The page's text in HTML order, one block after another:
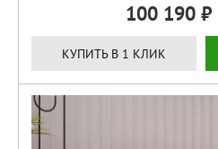
100 190
КУПИТЬ В 1 КЛИК